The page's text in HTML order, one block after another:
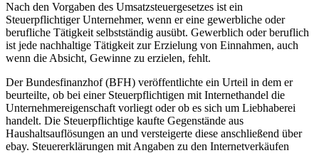
Nach den Vorgaben des Umsatzsteuergesetzes ist ein
Steuerpflichtiger Unternehmer, wenn er eine gewerbliche oder
berufliche Tätigkeit selbstständig ausübt. Gewerblich oder beruflich
ist jede nachhaltige Tätigkeit zur Erzielung von Einnahmen, auch
wenn die Absicht, Gewinne zu erzielen, fehlt.
Der Bundesfinanzhof (BFH) veröffentlichte ein Urteil in dem er
beurteilte, ob bei einer Steuerpflichtigen mit Internethandel die
Unternehmereigenschaft vorliegt oder ob es sich um Liebhaberei
handelt. Die Steuerpflichtige kaufte Gegenstände aus
Haushaltsauflösungen an und versteigerte diese anschließend über
ebay. Steuererklärungen mit Angaben zu den Internetverkäufen